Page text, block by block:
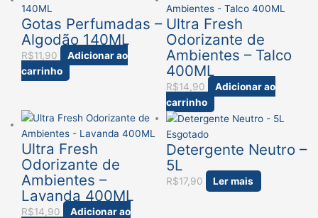
Gotas Perfumadas –
Algodão 140ML
R$11,90
Adicionar ao
carrinho
Ultra Fresh
Odorizante de
Ambientes – Talco
400ML
R$14,90
Adicionar ao
carrinho
Ultra Fresh
Odorizante de
Ambientes –
Lavanda 400ML
R$14,90
Adicionar ao
Esgotado
Detergente Neutro –
5L
R$17,90 Ler mais